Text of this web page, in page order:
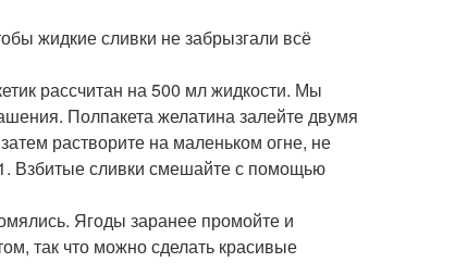
жидкие сливки не забрызгали всё
рассчитан на 500 мл жидкости. Мы
Полпакета желатина залейте двумя
растворите на маленьком огне, не
Взбитые сливки смешайте с помощью
Ягоды заранее промойте и
так что можно сделать красивые